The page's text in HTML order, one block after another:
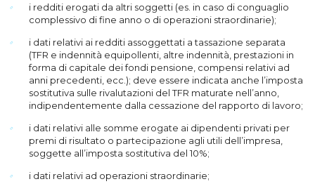
i redditi erogati da altri soggetti (es. in caso di conguaglio
complessivo di fine anno o di operazioni straordinarie);
i dati relativi ai redditi assoggettati a tassazione separata
(TFR e indennità equipollenti, altre indennità, prestazioni in
forma di capitale dei fondi pensione, compensi relativi ad
anni precedenti, ecc.); deve essere indicata anche l’imposta
sostitutiva sulle rivalutazioni del TFR maturate nell’anno,
indipendentemente dalla cessazione del rapporto di lavoro;
i dati relativi alle somme erogate ai dipendenti privati per
premi di risultato o partecipazione agli utili dell’impresa,
soggette all’imposta sostitutiva del 10%;
i dati relativi ad operazioni straordinarie;